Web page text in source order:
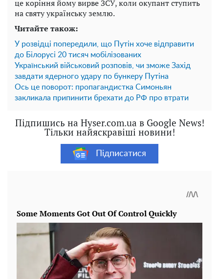
це коріння йому вирве ЗСУ, коли окупант ступить
на святу українську землю.
Читайте також:
У розвідці попередили, що Путін хоче відправити
до Білорусі 20 тисяч мобілізованих
Український військовий розповів, чи зможе Захід
завдати ядерного удару по бункеру Путіна
Ось це поворот: пропагандистка Симоньян
закликала припинити брехати до РФ про втрати
Підпишись на Hyser.com.ua в Google News!
Тільки найяскравіші новини!
Підписатися